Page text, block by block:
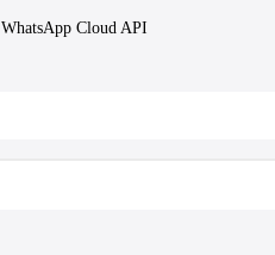
WhatsApp Cloud API